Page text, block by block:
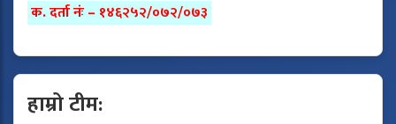
क. दर्ता नंः – १४६२५२/०७२/०७३
हाम्रो टीम: